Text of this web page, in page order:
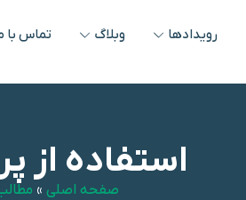
رویدادها وبلاگ تماس با
استفاده از
صفحه اصلی »